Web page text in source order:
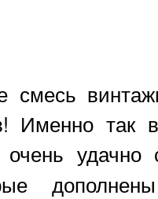
смесь
Именно так
удачно